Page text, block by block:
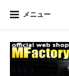
メニュー